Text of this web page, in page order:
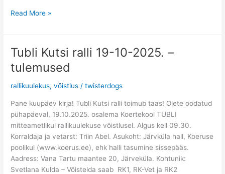
Read More »
Tubli Kutsi ralli 19-10-2025. –
tulemused
rallikuulekus,võistlus /twisterdogs
Pane kuupäev kirja! Tubli Kutsi ralli toimub taas! Olete oodatud
pühapäeval, 19.10.2025. osalema Koertekool TUBLI
mitteametlikul rallikuulekuse võistlusel. Algus kell 09.30.
Korraldaja ja vetarst: Triin Abel. Asukoht: Järvküla hall, Koeruse
poolikul (www.koerus.ee), ehk halli tasumine sissepääs.
Aadress: Vana Tartu maantee 20, Järveküla. Kohtunik:
Svetlana Kulda – Võistelda saab RK1, RK-Vet ja RK2
Tubli
Kutsi
ralli
19-
2025.
–
tulemused